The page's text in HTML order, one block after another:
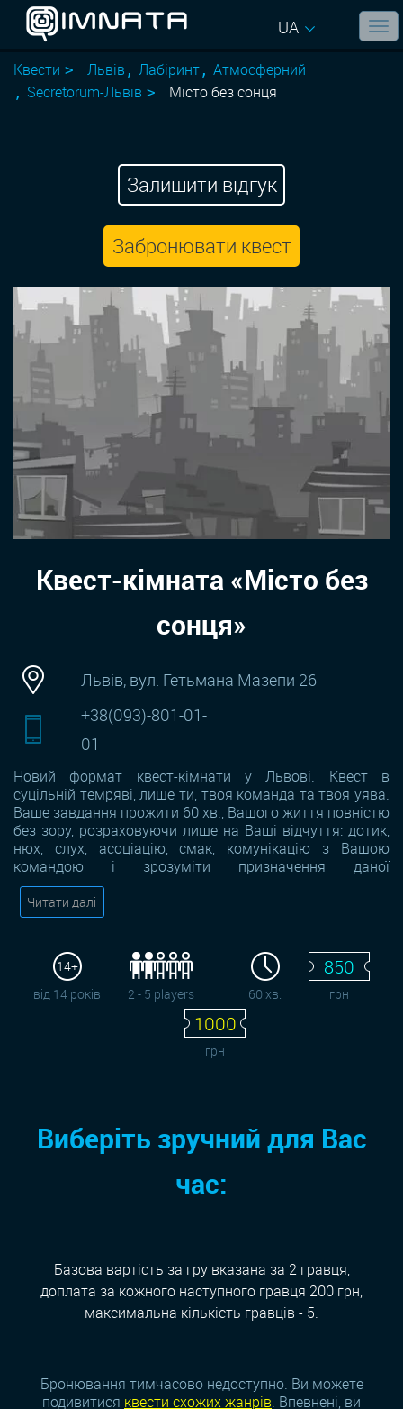
UA
Квести Львів Лабіринт
Атмосферний
Secretorum-Львів
Місто без сонця
Залишити відгук
Забронювати квест
Квест-кімната «Місто без
сонця»
Львів, вул. Гетьмана Мазепи 26
+38(093)-801-01-
01
Новий формат квест-кімнати у Львові. Квест в
суцільній темряві, лише ти, твоя команда та твоя уява.
Ваше завдання прожити 60 хв., Вашого життя повністю
без зору, розраховуючи лише на Ваші відчуття: дотик,
нюх, слух, асоціацію, смак, комунікацію з Вашою
командою і зрозуміти призначення даної
Читати далі
14+
від 14 років
2 - 5 players 60 хв.
850
грн
1000
грн
Виберіть зручний для Вас
час:
Базова вартість за гру вказана за 2 гравця,
доплата за кожного наступного гравця 200 грн,
максимальна кількість гравців - 5.
Бронювання тимчасово недоступно. Ви можете
подивитися квести схожих жанрiв. Впевнені, ви